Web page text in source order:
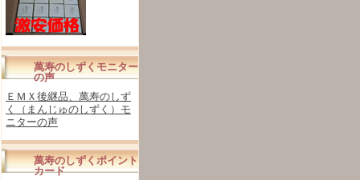
萬寿のしずくモニター
の声
ＥＭＸ後継品、萬寿のしず
く（まんじゅのしずく）モ
ニターの声
萬寿のしずくポイント
カード